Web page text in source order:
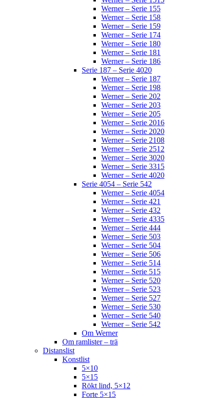
Werner – Serie 155
Werner – Serie 158
Werner – Serie 159
Werner – Serie 174
Werner – Serie 180
Werner – Serie 181
Werner – Serie 186
Serie 187 – Serie 4020
Werner – Serie 187
Werner – Serie 198
Werner – Serie 202
Werner – Serie 203
Werner – Serie 205
Werner – Serie 2016
Werner – Serie 2020
Werner – Serie 2108
Werner – Serie 2512
Werner – Serie 3020
Werner – Serie 3315
Werner – Serie 4020
Serie 4054 – Serie 542
Werner – Serie 4054
Werner – Serie 421
Werner – Serie 432
Werner – Serie 4335
Werner – Serie 444
Werner – Serie 503
Werner – Serie 504
Werner – Serie 506
Werner – Serie 514
Werner – Serie 515
Werner – Serie 520
Werner – Serie 523
Werner – Serie 527
Werner – Serie 530
Werner – Serie 540
Werner – Serie 542
Om Werner
Om ramlister – trä
Distanslist
Konstlist
5×10
5×15
Rökt lind, 5×12
Forte 5×15